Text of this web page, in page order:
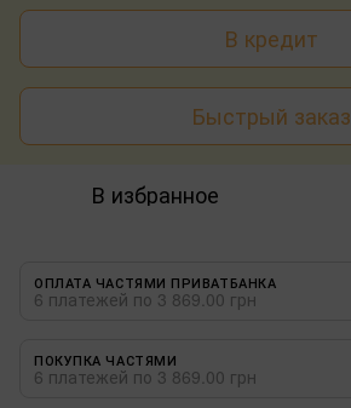
В кредит
Быстрый заказ
В избранное
ОПЛАТА ЧАСТЯМИ ПРИВАТБАНКА
6 платежей по 3 869.00 грн
ПОКУПКА ЧАСТЯМИ
6 платежей по 3 869.00 грн